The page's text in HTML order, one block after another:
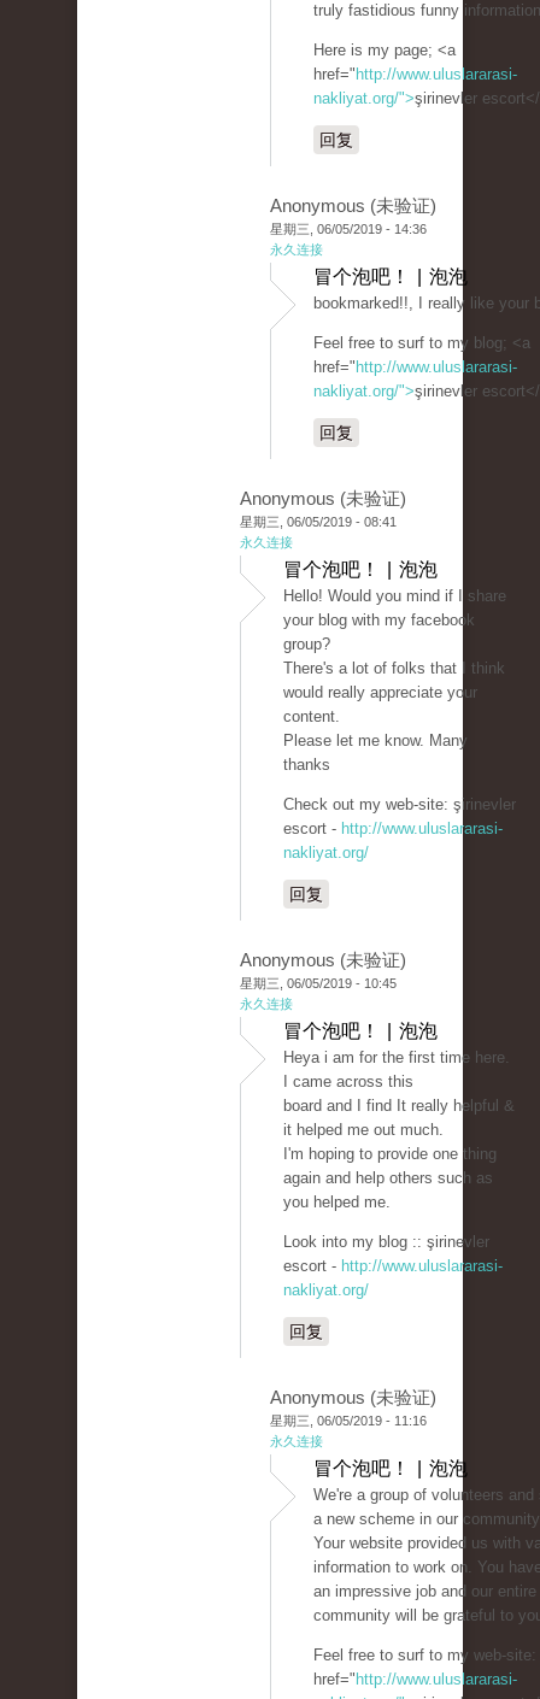
truly fastidious funny
Here is my page; <a
href=" http://www.uluslararasi-
nakliyat.org/">şirinevler
回复
Anonymous (未验证)
星期三, 06/05/2019 - 14:36
永久连接
冒个泡吧！ | 泡泡
bookmarked!!, I really like your
Feel free to surf to my blog; <a
href=" http://www.uluslararasi-
nakliyat.org/">şirinevler
回复
Anonymous (未验证)
星期三, 06/05/2019 - 08:41
永久连接
冒个泡吧！ | 泡泡
Hello! Would you mind if I share
your blog with my facebook
group?
There's a lot of folks that I think
would really appreciate your
content.
Please let me know. Many
thanks
Check out my web-site: şirinevler
escort - http://www.uluslararasi-
nakliyat.org/
回复
Anonymous (未验证)
星期三, 06/05/2019 - 10:45
永久连接
冒个泡吧！ | 泡泡
Heya i am for the first time here.
I came across this
board and I find It really helpful &
it helped me out much.
I'm hoping to provide one thing
again and help others such as
you helped me.
Look into my blog :: şirinevler
escort - http://www.uluslararasi-
nakliyat.org/
回复
Anonymous (未验证)
星期三, 06/05/2019 - 11:16
永久连接
冒个泡吧！ | 泡泡
We're a group of volunteers and
a new scheme in our
Your website provided us with
information to work on. You
an impressive job and our entire
community will be grateful to
Feel free to surf to my web-site:
href=" http://www.uluslararasi-